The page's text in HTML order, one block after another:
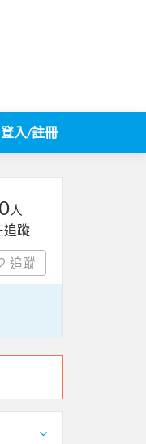
登入/註冊
0人
追蹤
追蹤